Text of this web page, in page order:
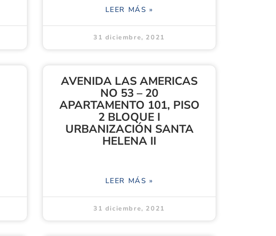
LEER MÁS »
31 diciembre, 2021
AVENIDA LAS AMERICAS
NO 53 – 20
APARTAMENTO 101, PISO
2 BLOQUE I
URBANIZACIÓN SANTA
HELENA II
LEER MÁS »
31 diciembre, 2021